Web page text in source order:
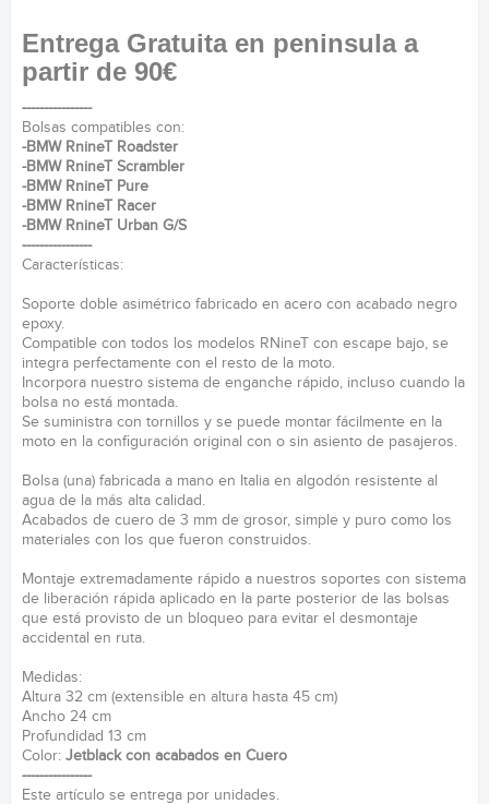
Entrega Gratuita en peninsula a
partir de 90€
----------------
Bolsas compatibles con:
-BMW RnineT Roadster
-BMW RnineT Scrambler
-BMW RnineT Pure
-BMW RnineT Racer
-BMW RnineT Urban G/S
----------------
Características:
Soporte doble asimétrico fabricado en acero con acabado negro
epoxy.
Compatible con todos los modelos RNineT con escape bajo, se
integra perfectamente con el resto de la moto.
Incorpora nuestro sistema de enganche rápido, incluso cuando la
bolsa no está montada.
Se suministra con tornillos y se puede montar fácilmente en la
moto en la configuración original con o sin asiento de pasajeros.
Bolsa (una) fabricada a mano en Italia en algodón resistente al
agua de la más alta calidad.
Acabados de cuero de 3 mm de grosor, simple y puro como los
materiales con los que fueron construidos.
Montaje extremadamente rápido a nuestros soportes con sistema
de liberación rápida aplicado en la parte posterior de las bolsas
que está provisto de un bloqueo para evitar el desmontaje
accidental en ruta.
Medidas:
Altura 32 cm (extensible en altura hasta 45 cm)
Ancho 24 cm
Profundidad 13 cm
Color: Jetblack con acabados en Cuero
----------------
Este artículo se entrega por unidades.